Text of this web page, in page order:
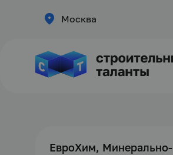
Москва
ЕвроХим, Минерально-